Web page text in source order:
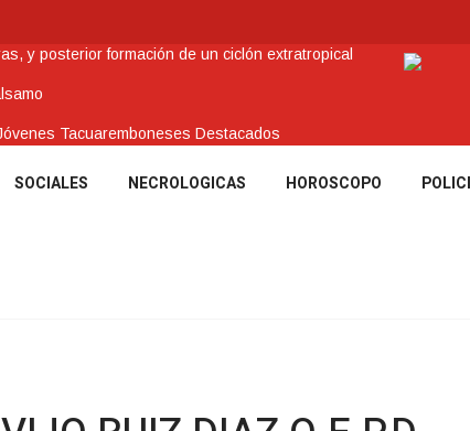
y posterior formación de un ciclón extratropical
Tacuaremboneses Destacados
sociales y abrió nueva línea de crédito
SOCIALES NECROLOGICAS HOROSCOPO